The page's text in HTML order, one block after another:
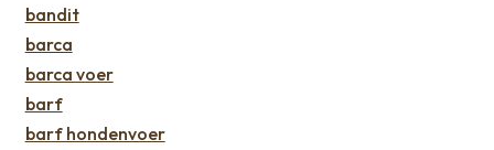
bandit
barca
barca voer
barf
barf hondenvoer